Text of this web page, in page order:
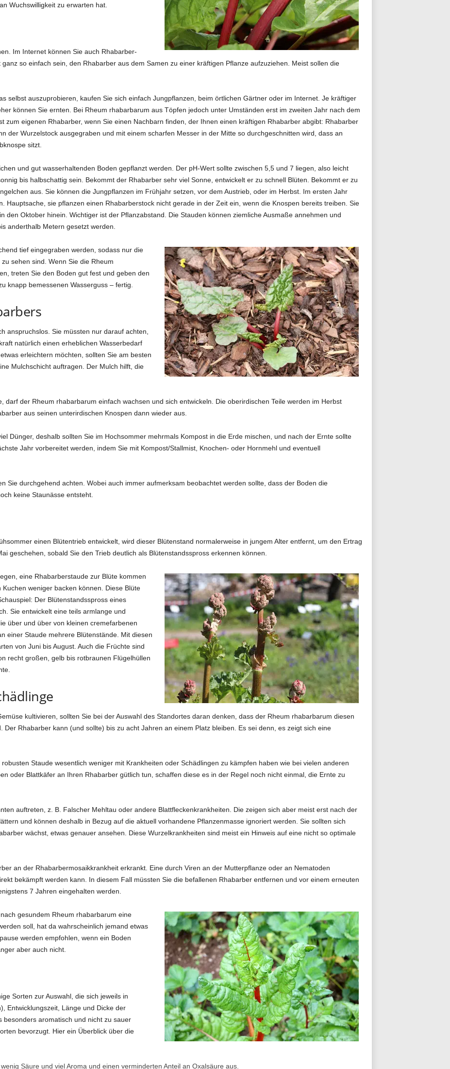
Wuchswilligkeit zu erwarten hat.
Im Internet können Sie auch Rhabarber-
so einfach sein, den Rhabarber aus dem Samen zu einer kräftigen Pflanze aufzuziehen. Meist sollen die
selbst auszuprobieren, kaufen Sie sich einfach Jungpflanzen, beim örtlichen Gärtner oder im Internet. Je kräftiger
können Sie ernten. Bei Rheum rhabarbarum aus Töpfen jedoch unter Umständen erst im zweiten Jahr nach dem
zum eigenen Rhabarber, wenn Sie einen Nachbarn finden, der Ihnen einen kräftigen Rhabarber abgibt: Rhabarber
der Wurzelstock ausgegraben und mit einem scharfen Messer in der Mitte so durchgeschnitten wird, dass an
sitzt.
und gut wasserhaltenden Boden gepflanzt werden. Der pH-Wert sollte zwischen 5,5 und 7 liegen, also leicht
bis halbschattig sein. Bekommt der Rhabarber sehr viel Sonne, entwickelt er zu schnell Blüten. Bekommt er zu
aus. Sie können die Jungpflanzen im Frühjahr setzen, vor dem Austrieb, oder im Herbst. Im ersten Jahr
Hauptsache, sie pflanzen einen Rhabarberstock nicht gerade in der Zeit ein, wenn die Knospen bereits treiben. Sie
den Oktober hinein. Wichtiger ist der Pflanzabstand. Die Stauden können ziemliche Ausmaße annehmen und
anderthalb Metern gesetzt werden.
tief eingegraben werden, sodass nur die
sehen sind. Wenn Sie die Rheum
treten Sie den Boden gut fest und geben den
knapp bemessenen Wasserguss – fertig.
anspruchslos. Sie müssten nur darauf achten,
natürlich einen erheblichen Wasserbedarf
erleichtern möchten, sollten Sie am besten
Mulchschicht auftragen. Der Mulch hilft, die
darf der Rheum rhabarbarum einfach wachsen und sich entwickeln. Die oberirdischen Teile werden im Herbst
aus seinen unterirdischen Knospen dann wieder aus.
Dünger, deshalb sollten Sie im Hochsommer mehrmals Kompost in die Erde mischen, und nach der Ernte sollte
Jahr vorbereitet werden, indem Sie mit Kompost/Stallmist, Knochen- oder Hornmehl und eventuell
Sie durchgehend achten. Wobei auch immer aufmerksam beobachtet werden sollte, dass der Boden die
keine Staunässe entsteht.
einen Blütentrieb entwickelt, wird dieser Blütenstand normalerweise in jungem Alter entfernt, um den Ertrag
geschehen, sobald Sie den Trieb deutlich als Blütenstandsspross erkennen können.
eine Rhabarberstaude zur Blüte kommen
weniger backen können. Diese Blüte
Der Blütenstandsspross eines
Sie entwickelt eine teils armlange und
über und über von kleinen cremefarbenen
einer Staude mehrere Blütenstände. Mit diesen
von Juni bis August. Auch die Früchte sind
recht großen, gelb bis rotbraunen Flügelhüllen
kultivieren, sollten Sie bei der Auswahl des Standortes daran denken, dass der Rheum rhabarbarum diesen
Der Rhabarber kann (und sollte) bis zu acht Jahren an einem Platz bleiben. Es sei denn, es zeigt sich eine
Staude wesentlich weniger mit Krankheiten oder Schädlingen zu kämpfen haben wie bei vielen anderen
oder Blattkäfer an Ihren Rhabarber gütlich tun, schaffen diese es in der Regel noch nicht einmal, die Ernte zu
auftreten, z. B. Falscher Mehltau oder andere Blattfleckenkrankheiten. Die zeigen sich aber meist erst nach der
und können deshalb in Bezug auf die aktuell vorhandene Pflanzenmasse ignoriert werden. Sie sollten sich
wächst, etwas genauer ansehen. Diese Wurzelkrankheiten sind meist ein Hinweis auf eine nicht so optimale
an der Rhabarbermosaikkrankheit erkrankt. Eine durch Viren an der Mutterpflanze oder an Nematoden
bekämpft werden kann. In diesem Fall müssten Sie die befallenen Rhabarber entfernen und vor einem erneuten
7 Jahren eingehalten werden.
gesundem Rheum rhabarbarum eine
soll, hat da wahrscheinlich jemand etwas
werden empfohlen, wenn ein Boden
aber auch nicht.
Sorten zur Auswahl, die sich jeweils in
Entwicklungszeit, Länge und Dicke der
besonders aromatisch und nicht zu sauer
bevorzugt. Hier ein Überblick über die
wenig Säure und viel Aroma und einen verminderten Anteil an Oxalsäure aus.